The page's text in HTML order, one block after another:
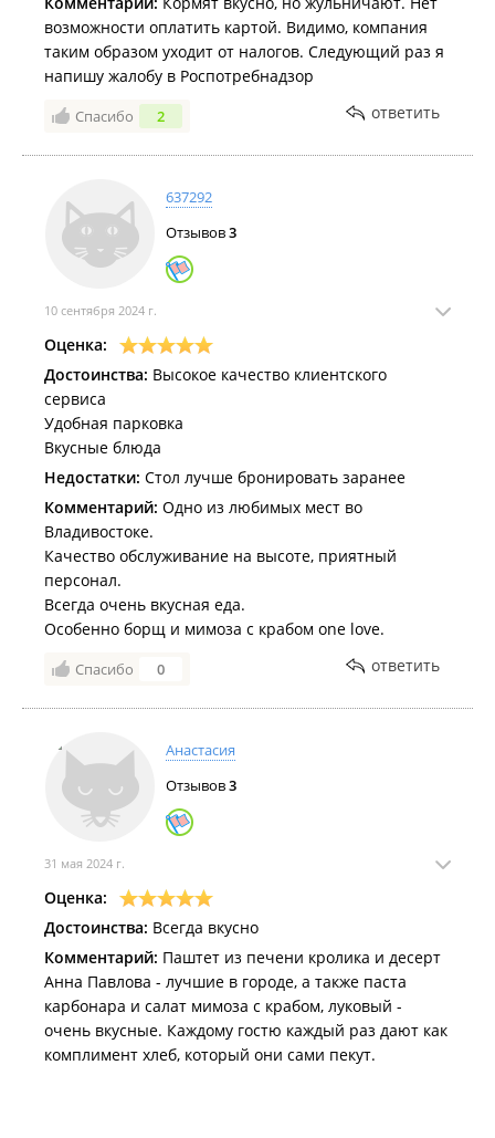
возможности оплатить картой. Видимо, компания
таким образом уходит от налогов. Следующий раз я
напишу жалобу в Роспотребнадзор
Спасибо 2 ответить
637292
Отзывов3
10 сентября 2024 г.
Оценка:
Достоинства: Высокое качество клиентского
сервиса
Удобная парковка
Вкусные блюда
Недостатки: Стол лучше бронировать заранее
Комментарий: Одно из любимых мест во
Владивостоке.
Качество обслуживание на высоте, приятный
персонал.
Всегда очень вкусная еда.
Особенно борщ и мимоза с крабом one love.
Спасибо 0 ответить
Анастасия
Отзывов3
31 мая 2024 г.
Оценка:
Достоинства: Всегда вкусно
Комментарий: Паштет из печени кролика и десерт
Анна Павлова - лучшие в городе, а также паста
карбонара и салат мимоза с крабом, луковый -
очень вкусные. Каждому гостю каждый раз дают как
комплимент хлеб, который они сами пекут.